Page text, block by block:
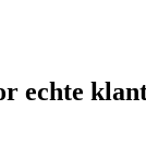
echte